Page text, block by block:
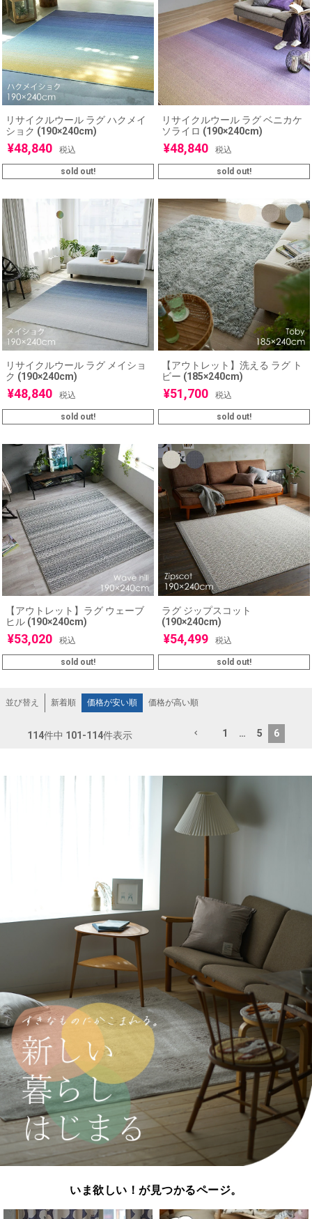
リサイクルウール ラグ ハクメイ
ショク (190×240cm)
¥48,840 税込
sold out!
リサイクルウール ラグ ベニカケ
ソライロ (190×240cm)
¥48,840 税込
sold out!
リサイクルウール ラグ メイショ
ク (190×240cm)
¥48,840 税込
sold out!
【アウトレット】洗える ラグ ト
ビー (185×240cm)
¥51,700 税込
sold out!
【アウトレット】ラグ ウェーブ
ヒル (190×240cm)
¥53,020 税込
sold out!
ラグ ジップスコット
(190×240cm)
¥54,499 税込
sold out!
並び替え 新着順 価格が安い順 価格が高い順
114件中 101 -114件表示 1 … 5 6
いま欲しい！が見つかるページ。